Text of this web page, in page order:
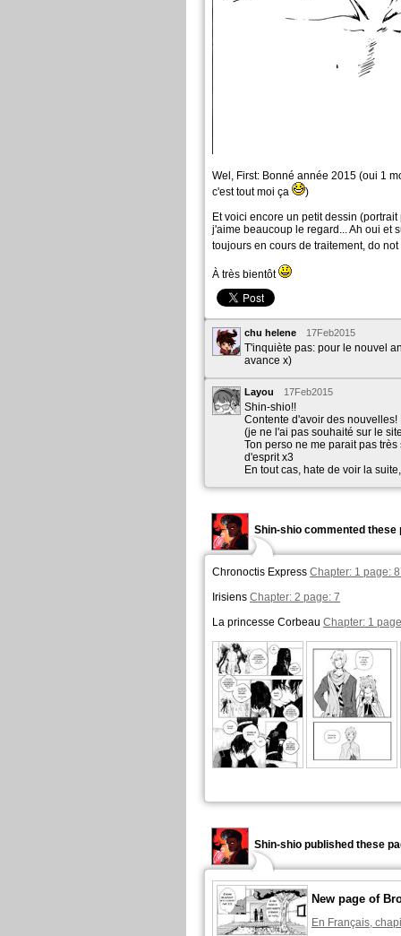
Wel, First: Bonné année 2015 (oui 1
c'est tout moi ça
)
Et voici encore un petit dessin
j'aime beaucoup le regard... Ah oui et
toujours en cours de traitement, do
À très bientôt
chu helene 17Feb2015
T'inquiète pas: pour le nouvel
avance x)
Layou 17Feb2015
Shin-shio!!
Contente d'avoir des
(je ne l'ai pas souhaité sur le
Ton perso ne me parait pas
d'esprit x3
En tout cas, hate de voir la
Shin-shio commented these
Chronoctis Express Chapter: 1 page:
Irisiens Chapter: 2 page: 7
La princesse Corbeau Chapter: 1
Shin-shio published these
New page of
En Français,